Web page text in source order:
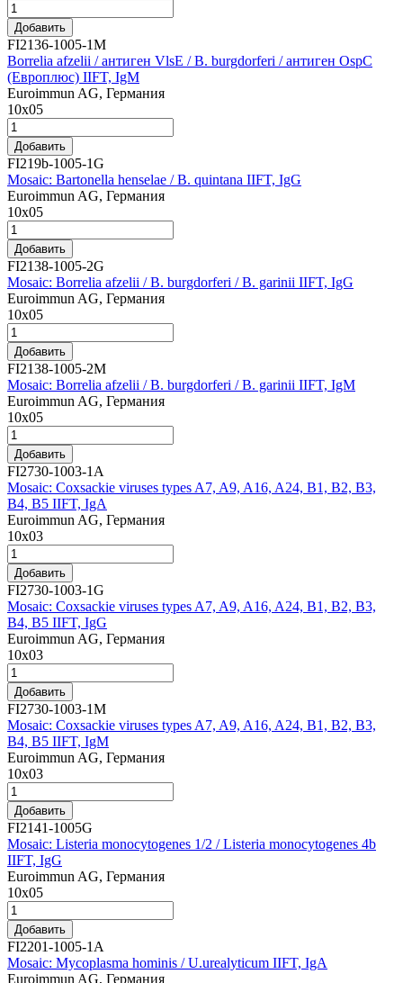
Добавить
FI2136-1005-1M
Borrelia afzelii / антиген VlsE / B. burgdorferi / антиген OspC
(Европлюс) IIFT, IgM
Euroimmun AG, Германия
10x05
Добавить
FI219b-1005-1G
Mosaic: Bartonella henselae / B. quintana IIFT, IgG
Euroimmun AG, Германия
10х05
Добавить
FI2138-1005-2G
Mosaic: Borrelia afzelii / B. burgdorferi / B. garinii IIFT, IgG
Euroimmun AG, Германия
10x05
Добавить
FI2138-1005-2M
Mosaic: Borrelia afzelii / B. burgdorferi / B. garinii IIFT, IgM
Euroimmun AG, Германия
10x05
Добавить
FI2730-1003-1A
Mosaic: Coxsackie viruses types A7, A9, A16, A24, B1, B2, B3,
B4, B5 IIFT, IgA
Euroimmun AG, Германия
10х03
Добавить
FI2730-1003-1G
Mosaic: Coxsackie viruses types A7, A9, A16, A24, B1, B2, B3,
B4, B5 IIFT, IgG
Euroimmun AG, Германия
10х03
Добавить
FI2730-1003-1M
Mosaic: Coxsackie viruses types A7, A9, A16, A24, B1, B2, B3,
B4, B5 IIFT, IgM
Euroimmun AG, Германия
10х03
Добавить
FI2141-1005G
Mosaic: Listeria monocytogenes 1/2 / Listeria monocytogenes 4b
IIFT, IgG
Euroimmun AG, Германия
10х05
Добавить
FI2201-1005-1A
Mosaic: Mycoplasma hominis / U.urealyticum IIFT, IgA
Euroimmun AG, Германия